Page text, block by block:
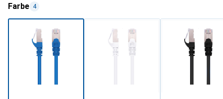
Farbe 4